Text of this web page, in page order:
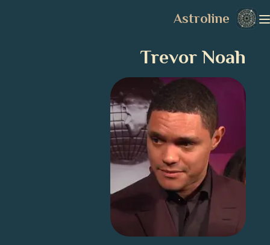
Astroline
Trevor Noah